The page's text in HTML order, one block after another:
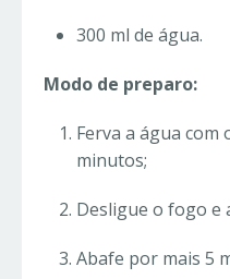
300 ml de água.
Modo de preparo:
Ferva a água com
minutos;
Desligue o fogo e
Abafe por mais 5